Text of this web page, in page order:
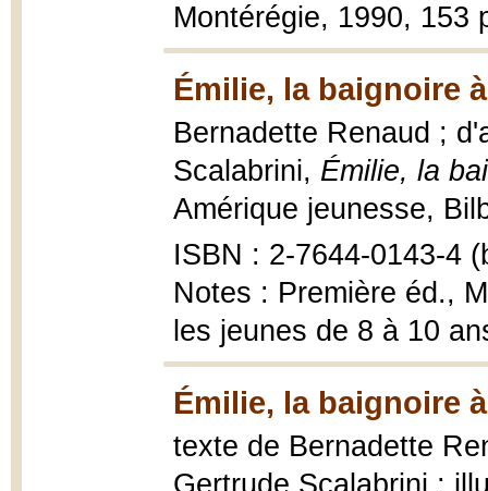
Montérégie, 1990, 153
Émilie, la baignoire
Bernadette Renaud ;
Scalabrini, Émilie, la
Amérique jeunesse,
ISBN : 2-7644-0143-4
Notes : Première éd.,
les jeunes de 8 à 10
Émilie, la baignoire
texte de Bernadette
Gertrude Scalabrini ;